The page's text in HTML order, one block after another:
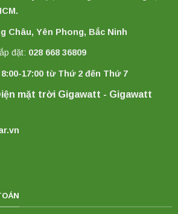
Châu, Yên Phong, Bắc Ninh
đặt: 028 668 36809
8:00-17:00 từ Thứ 2 đến Thứ 7
mặt trời Gigawatt - Gigawatt